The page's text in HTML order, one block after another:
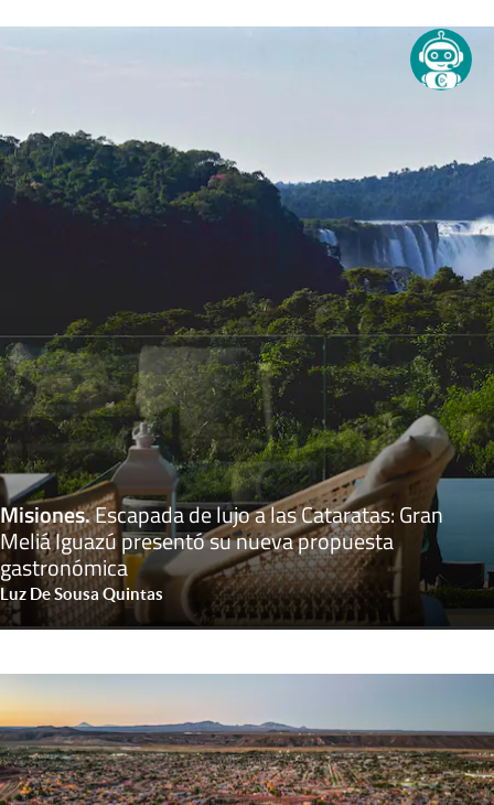
Misiones.Escapada de lujo a las Cataratas: Gran
Meliá Iguazú presentó su nueva propuesta
gastronómica
Luz De Sousa Quintas